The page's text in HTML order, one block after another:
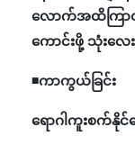
လောက်အထိကြာ
ကောင်းဖို့ သုံးလ
◾ကာကွယ်ခြင်း
ရောဂါကူးစက်နို